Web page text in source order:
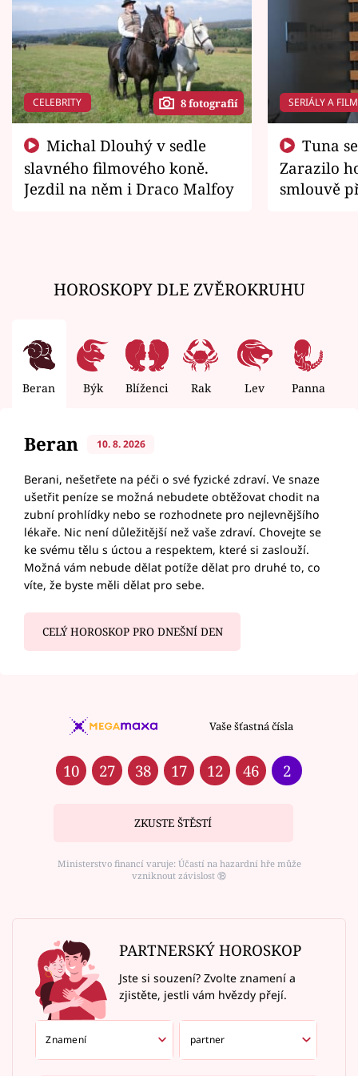
CELEBRITY 8 fotografií
slavného filmového koně.
Jezdil na něm i Draco Malfoy
SERIÁLY A
Zarazilo
smlouvě
HOROSKOPY DLE ZVĚROKRUHU
Beran Býk Blíženci Rak Lev Panna
Beran 10. 8. 2026
Berani, nešetřete na péči o své fyzické zdraví. Ve snaze
ušetřit peníze se možná nebudete obtěžovat chodit na
zubní prohlídky nebo se rozhodnete pro nejlevnějšího
lékaře. Nic není důležitější než vaše zdraví. Chovejte se
ke svému tělu s úctou a respektem, které si zaslouží.
Možná vám nebude dělat potíže dělat pro druhé to, co
víte, že byste měli dělat pro sebe.
CELÝ HOROSKOP PRO DNEŠNÍ DEN
Vaše šťastná čísla
10 27 38 17 12 46 2
ZKUSTE ŠTĚSTÍ
Ministerstvo financí varuje: Účastí na hazardní hře může
vzniknout závislost ⑱
PARTNERSKÝ HOROSKOP
Jste si souzení? Zvolte znamení a
zjistěte, jestli vám hvězdy přejí.